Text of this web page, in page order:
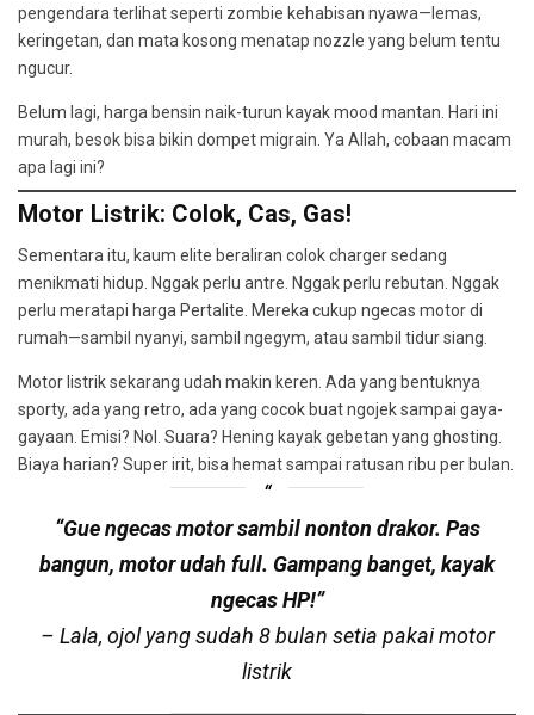
pengendara terlihat seperti zombie kehabisan nyawa—lemas,
keringetan, dan mata kosong menatap nozzle yang belum tentu
ngucur.
Belum lagi, harga bensin naik-turun kayak mood mantan. Hari ini
murah, besok bisa bikin dompet migrain. Ya Allah, cobaan macam
apa lagi ini?
Motor Listrik: Colok, Cas, Gas!
Sementara itu, kaum elite beraliran colok charger sedang
menikmati hidup. Nggak perlu antre. Nggak perlu rebutan. Nggak
perlu meratapi harga Pertalite. Mereka cukup ngecas motor di
rumah—sambil nyanyi, sambil ngegym, atau sambil tidur siang.
Motor listrik sekarang udah makin keren. Ada yang bentuknya
sporty, ada yang retro, ada yang cocok buat ngojek sampai gaya-
gayaan. Emisi? Nol. Suara? Hening kayak gebetan yang ghosting.
Biaya harian? Super irit, bisa hemat sampai ratusan ribu per bulan.
“Gue ngecas motor sambil nonton drakor. Pas
bangun, motor udah full. Gampang banget, kayak
ngecas HP!”
– Lala, ojol yang sudah 8 bulan setia pakai motor
listrik